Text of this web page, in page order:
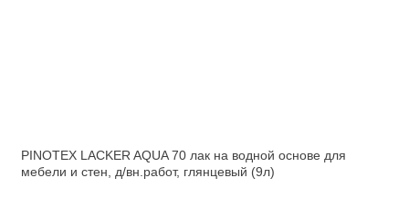
PINOTEX LACKER AQUA 70 лак на водной основе для
мебели и стен, д/вн.работ, глянцевый (9л)